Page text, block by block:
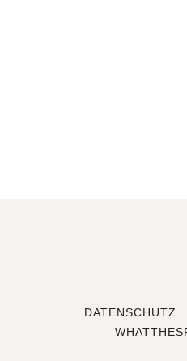
DATENSCHUTZ